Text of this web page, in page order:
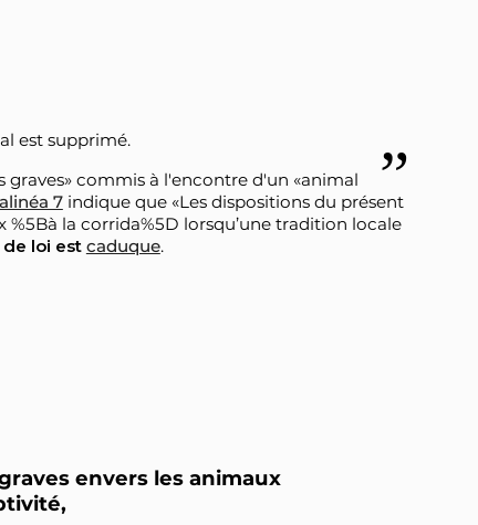
est supprimé.
graves» commis à l'encontre d'un «animal
alinéa 7indique que «Les dispositions du présent
la corrida%5D lorsqu’une tradition locale
loi est caduque.
envers les animaux